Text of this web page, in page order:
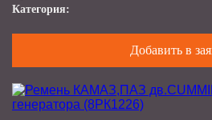
Категория:
Добавить в